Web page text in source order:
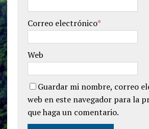
Correo electrónico*
Web
Guardar mi nombre, correo
web en este navegador para la
que haga un comentario.